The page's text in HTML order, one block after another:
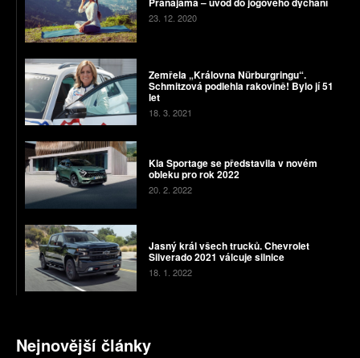
23. 12. 2020
Zemřela „Královna Nürburgringu“.
Schmitzová podlehla rakovině! Bylo jí 51
let
18. 3. 2021
Kia Sportage se představila v novém
obleku pro rok 2022
20. 2. 2022
Jasný král všech trucků. Chevrolet
Silverado 2021 válcuje silnice
18. 1. 2022
Nejnovější články